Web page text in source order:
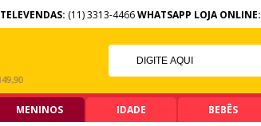
TELEVENDAS: (11) 3313-4466WHATSAPP LOJA ONLINE:
5% OFF NO PIX
PIX ACIMA DE R$ 99,90
MENINOS IDADE BEBÊS